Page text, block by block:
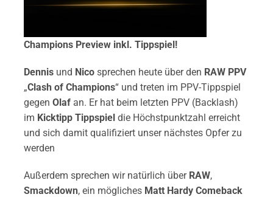
Champions Preview inkl. Tippspiel!
Dennisund Nicosprechen heute über den RAW PPV
„Clash of Champions“ und treten im PPV-Tippspiel
gegen Olafan. Er hat beim letzten PPV (Backlash)
im Kicktipp Tippspieldie Höchstpunktzahl erreicht
und sich damit qualifiziert unser nächstes Opfer zu
werden
Außerdem sprechen wir natürlich über RAW,
Smackdown, ein mögliches Matt Hardy Comeback